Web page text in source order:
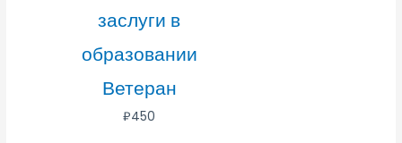
заслуги в
образовании
Ветеран
₽450